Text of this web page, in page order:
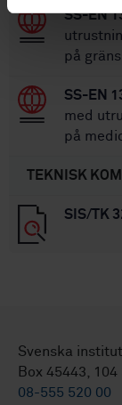
SS-EN
på
SS-EN
med
på
TEKNISK
SIS/TK
Svenska
Box 45443,
08-555 520 00